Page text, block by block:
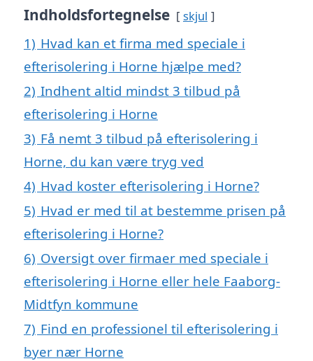
Indholdsfortegnelse skjul
1) Hvad kan et firma med speciale i
efterisolering i Horne hjælpe med?
2) Indhent altid mindst 3 tilbud på
efterisolering i Horne
3) Få nemt 3 tilbud på efterisolering i
Horne, du kan være tryg ved
4) Hvad koster efterisolering i Horne?
5) Hvad er med til at bestemme prisen på
efterisolering i Horne?
6) Oversigt over firmaer med speciale i
efterisolering i Horne eller hele Faaborg-
Midtfyn kommune
7) Find en professionel til efterisolering i
byer nær Horne